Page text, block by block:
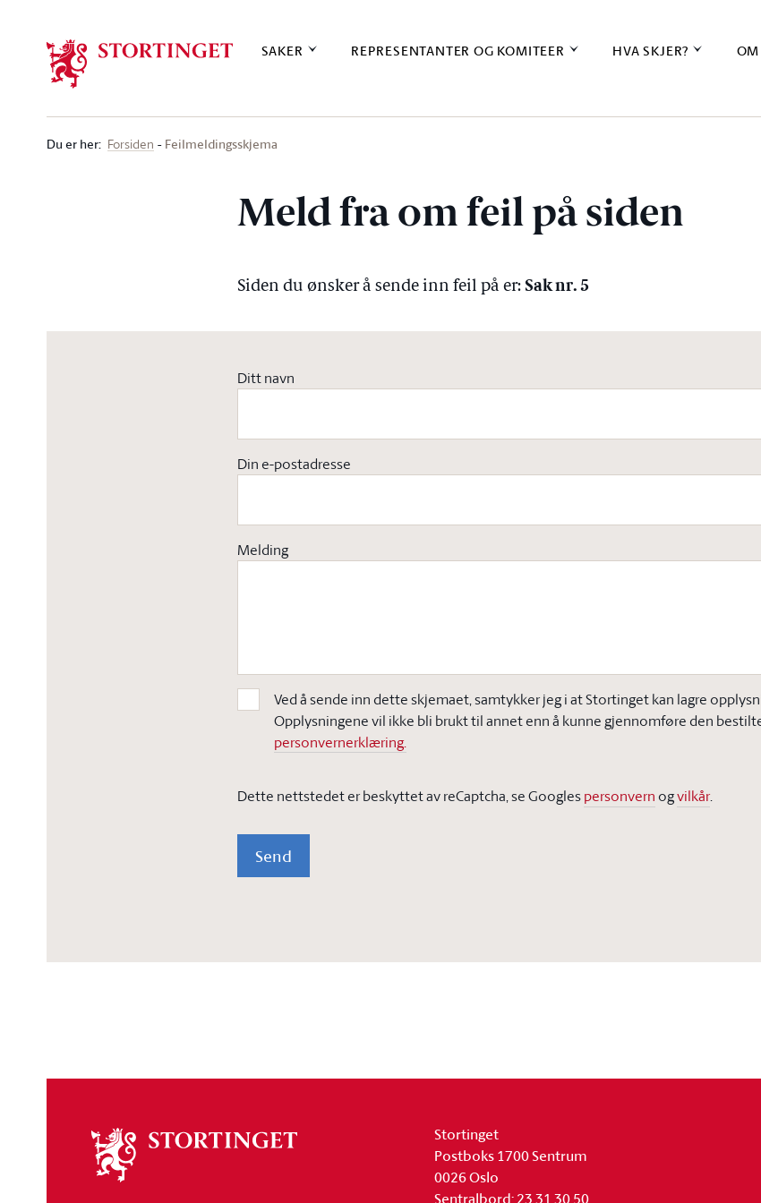
SAKER REPRESENTANTER OG KOMITEER HVA SKJER?
Du er her: Forsiden Feilmeldingsskjema
Meld fra om feil på siden
Siden du ønsker å sende inn feil på er: Sak nr. 5
Ditt navn
Din e-postadresse
Melding
Ved å sende inn dette skjemaet, samtykker jeg i at Stortinget kan lagre
Opplysningene vil ikke bli brukt til annet enn å kunne gjennomføre den
personvernerklæring.
Dette nettstedet er beskyttet av reCaptcha, se Googlespersonvern ogvilkår.
Send
stortinget
Stortinget
Postboks 1700 Sentrum
0026 Oslo
Sentralbord: 23 31 30 50